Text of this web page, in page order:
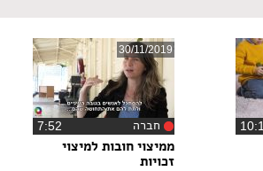
30/11/2019
חברה
ממיצוי חובות למיצוי
זכויות